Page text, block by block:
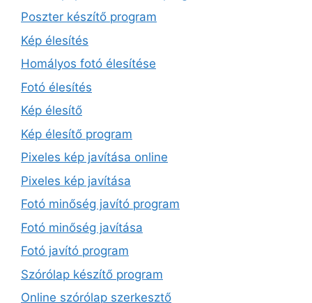
Poszter készítő program
Kép élesítés
Homályos fotó élesítése
Fotó élesítés
Kép élesítő
Kép élesítő program
Pixeles kép javítása online
Pixeles kép javítása
Fotó minőség javító program
Fotó minőség javítása
Fotó javító program
Szórólap készítő program
Online szórólap szerkesztő